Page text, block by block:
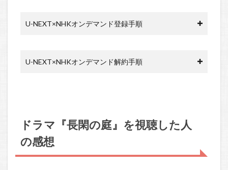
U-NEXT×NHKオンデマンド登録手順
U-NEXT×NHKオンデマンド解約手順
ドラマ『長閑の庭』を視聴した人
の感想